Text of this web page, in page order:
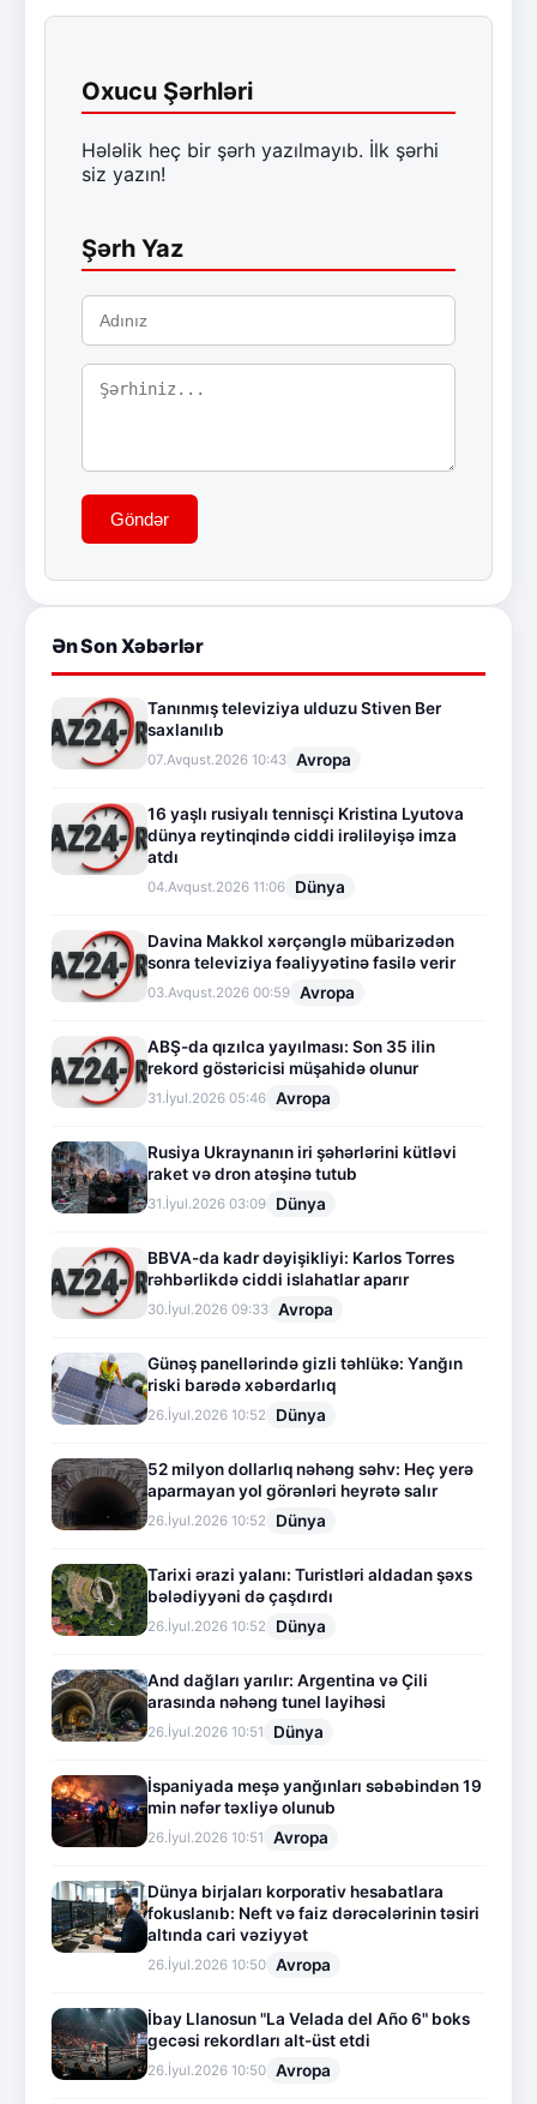
Oxucu Şərhləri
Hələlik heç bir şərh yazılmayıb. İlk şərhi
siz yazın!
Şərh Yaz
Göndər
Ən Son Xəbərlər
Tanınmış televiziya ulduzu Stiven Ber
saxlanılıb
07.Avqust.2026 10:43 Avropa
16 yaşlı rusiyalı tennisçi Kristina Lyutova
dünya reytinqində ciddi irəliləyişə imza
atdı
04.Avqust.2026 11:06 Dünya
Davina Makkol xərçənglə mübarizədən
sonra televiziya fəaliyyətinə fasilə verir
03.Avqust.2026 00:59 Avropa
ABŞ-da qızılca yayılması: Son 35 ilin
rekord göstəricisi müşahidə olunur
31.İyul.2026 05:46 Avropa
Rusiya Ukraynanın iri şəhərlərini kütləvi
raket və dron atəşinə tutub
31.İyul.2026 03:09 Dünya
BBVA-da kadr dəyişikliyi: Karlos Torres
rəhbərlikdə ciddi islahatlar aparır
30.İyul.2026 09:33 Avropa
Günəş panellərində gizli təhlükə: Yanğın
riski barədə xəbərdarlıq
26.İyul.2026 10:52 Dünya
52 milyon dollarlıq nəhəng səhv: Heç yerə
aparmayan yol görənləri heyrətə salır
26.İyul.2026 10:52 Dünya
Tarixi ərazi yalanı: Turistləri aldadan şəxs
bələdiyyəni də çaşdırdı
26.İyul.2026 10:52 Dünya
And dağları yarılır: Argentina və Çili
arasında nəhəng tunel layihəsi
26.İyul.2026 10:51 Dünya
İspaniyada meşə yanğınları səbəbindən 19
min nəfər təxliyə olunub
26.İyul.2026 10:51 Avropa
Dünya birjaları korporativ hesabatlara
fokuslanıb: Neft və faiz dərəcələrinin təsiri
altında cari vəziyyət
26.İyul.2026 10:50 Avropa
İbay Llanosun "La Velada del Año 6" boks
gecəsi rekordları alt-üst etdi
26.İyul.2026 10:50 Avropa